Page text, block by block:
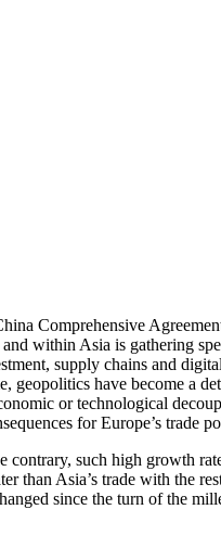
Comprehensive
within Asia is gathering
supply chains and
geo­politics have become a
or technological
for Europe’s trade
contrary, such high growth
than Asia’s trade with the
since the turn of the